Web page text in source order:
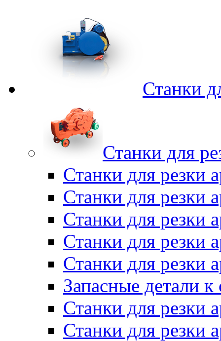
Станки
Станки для
Станки для резки
Станки для резки
Станки для резки
Станки для резки
Станки для резки
Запасные детали к
Станки для резки
Станки для резки